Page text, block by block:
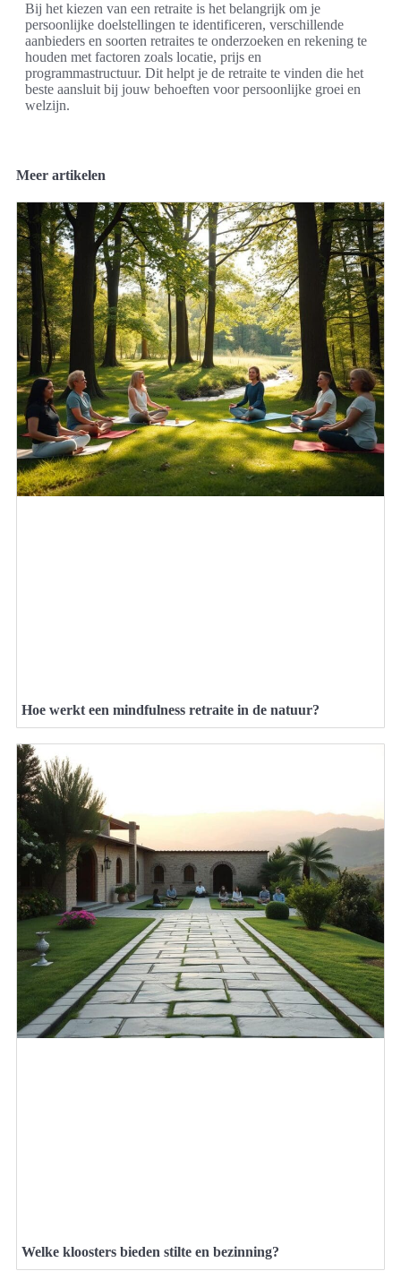
Bij het kiezen van een retraite is het belangrijk om je
persoonlijke doelstellingen te identificeren, verschillende
aanbieders en soorten retraites te onderzoeken en rekening te
houden met factoren zoals locatie, prijs en
programmastructuur. Dit helpt je de retraite te vinden die het
beste aansluit bij jouw behoeften voor persoonlijke groei en
welzijn.
Meer artikelen
Hoe werkt een mindfulness retraite in de natuur?
Welke kloosters bieden stilte en bezinning?